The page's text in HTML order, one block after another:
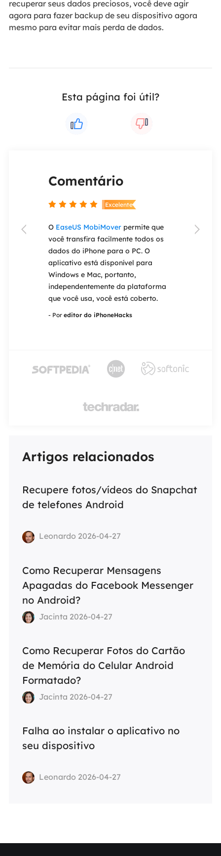
recuperar seus dados preciosos, você deve agir
agora para fazer backup de seu dispositivo agora
mesmo para evitar mais perda de dados.
Esta página foi útil?
Wizard
Comentário
 Excelente
O EaseUS MobiMoverpermite que
você transfira facilmente todos os
dados do iPhone para o PC. O
aplicativo está disponível para
Windows e Mac, portanto,
independentemente da plataforma
que você usa, você está coberto.
- Por editor do iPhoneHacks
Se você
 
  

Artigos relacionados
Recupere fotos/vídeos do Snapchat
de telefones Android
Leonardo 2026-04-27
Como Recuperar Mensagens
Apagadas do Facebook Messenger
no Android?
Jacinta 2026-04-27
Como Recuperar Fotos do Cartão
de Memória do Celular Android
Formatado?
Jacinta 2026-04-27
Falha ao instalar o aplicativo no
seu dispositivo
Leonardo 2026-04-27